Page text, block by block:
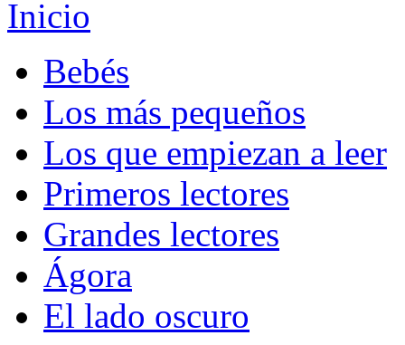
Inicio
Bebés
Los más pequeños
Los que empiezan a leer
Primeros lectores
Grandes lectores
Ágora
El lado oscuro